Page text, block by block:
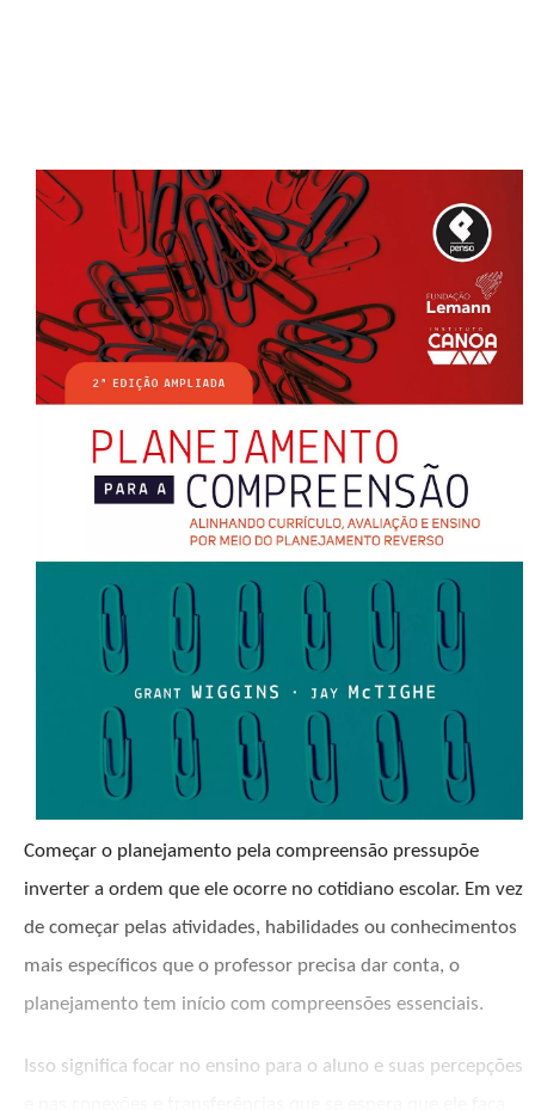
Começar o planejamento pela compreensão pressupõe
inverter a ordem que ele ocorre no cotidiano escolar. Em vez
de começar pelas atividades, habilidades ou conhecimentos
mais específicos que o professor precisa dar conta, o
planejamento tem início com compreensões essenciais.
Isso significa focar no ensino para o aluno e suas percepções